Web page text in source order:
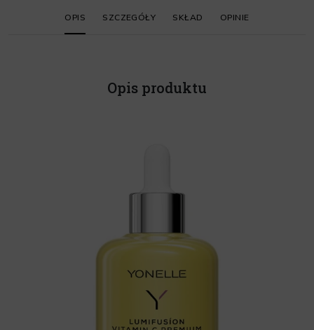
OPIS SZCZEGÓŁY SKŁAD OPINIE
Opis produktu